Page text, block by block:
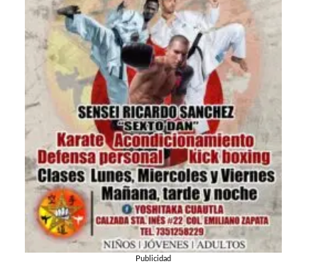
Publicidad